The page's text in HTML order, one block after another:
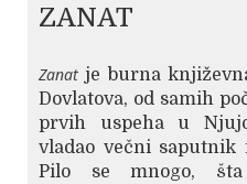
ZANAT
Zanat je burna
Dovlatova, od samih
prvih uspeha u
vladao večni saputnik
Pilo se mnogo,